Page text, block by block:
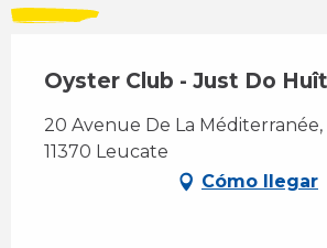
Oyster Club - Just Do
20 Avenue De La Méditerranée,
11370 Leucate
Cómo llegar